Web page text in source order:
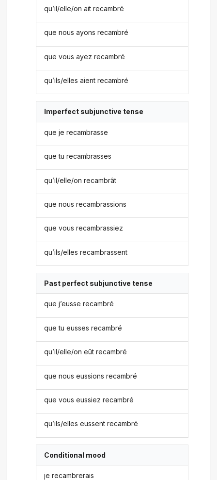
qu’il/elle/on ait recambré
que nous ayons recambré
que vous ayez recambré
qu’ils/elles aient recambré
Imperfect subjunctive tense
que je recambrasse
que tu recambrasses
qu’il/elle/on recambrât
que nous recambrassions
que vous recambrassiez
qu’ils/elles recambrassent
Past perfect subjunctive tense
que j’eusse recambré
que tu eusses recambré
qu’il/elle/on eût recambré
que nous eussions recambré
que vous eussiez recambré
qu’ils/elles eussent recambré
Conditional mood
je recambrerais